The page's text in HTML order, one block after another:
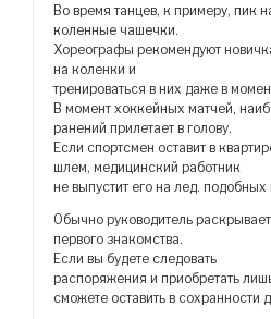
Во время танцев, к примеру, пик
коленные чашечки.
Хореографы рекомендуют
на коленки и
тренироваться в них даже в
В момент хоккейных матчей,
ранений прилетает в голову.
Если спортсмен оставит в
шлем, медицинский работник
не выпустит его на лед.
Обычно руководитель
первого знакомства.
Если вы будете следовать
распоряжения и приобретать
сможете оставить в сохранности